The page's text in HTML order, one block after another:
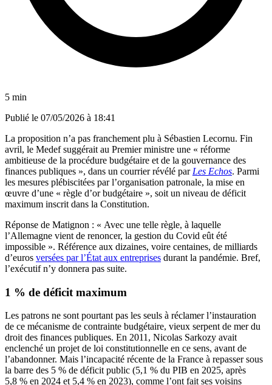
5 min
Publié le 07/05/2026 à 18:41
La proposition n’a pas franchement plu à Sébastien Lecornu. Fin
avril, le Medef suggérait au Premier ministre une « réforme
ambitieuse de la procédure budgétaire et de la gouvernance des
finances publiques », dans un courrier révélé par Les Echos. Parmi
les mesures plébiscitées par l’organisation patronale, la mise en
œuvre d’une « règle d’or budgétaire », soit un niveau de déficit
maximum inscrit dans la Constitution.
Réponse de Matignon : « Avec une telle règle, à laquelle
l’Allemagne vient de renoncer, la gestion du Covid eût été
impossible ». Référence aux dizaines, voire centaines, de milliards
d’euros versées par l’État aux entreprises durant la pandémie. Bref,
l’exécutif n’y donnera pas suite.
1 % de déficit maximum
Les patrons ne sont pourtant pas les seuls à réclamer l’instauration
de ce mécanisme de contrainte budgétaire, vieux serpent de mer du
droit des finances publiques. En 2011, Nicolas Sarkozy avait
enclenché un projet de loi constitutionnelle en ce sens, avant de
l’abandonner. Mais l’incapacité récente de la France à repasser sous
la barre des 5 % de déficit public (5,1 % du PIB en 2025, après
5,8 % en 2024 et 5,4 % en 2023), comme l’ont fait ses voisins